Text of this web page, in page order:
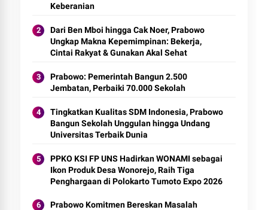
Keberanian
Dari Ben Mboi hingga Cak Noer, Prabowo
Ungkap Makna Kepemimpinan: Bekerja,
Cintai Rakyat & Gunakan Akal Sehat
Prabowo: Pemerintah Bangun 2.500
Jembatan, Perbaiki 70.000 Sekolah
Tingkatkan Kualitas SDM Indonesia, Prabowo
Bangun Sekolah Unggulan hingga Undang
Universitas Terbaik Dunia
PPKO KSI FP UNS Hadirkan WONAMI sebagai
Ikon Produk Desa Wonorejo, Raih Tiga
Penghargaan di Polokarto Tumoto Expo 2026
Prabowo Komitmen Bereskan Masalah